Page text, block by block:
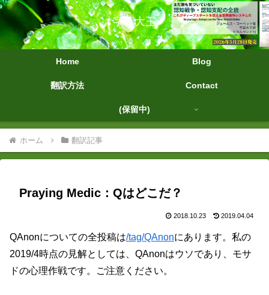
字幕大王
Home Blog
翻訳方法 Contact
(保留中)
ホーム 翻訳記事
Praying Medic：Qはどこだ？
2018.10.23 2019.04.04
QAnonについての全投稿は/tag/QAnonにあります。私の
2019/4時点の見解としては、QAnonはウソであり、モサ
ドの心理作戦です。ご注意ください。